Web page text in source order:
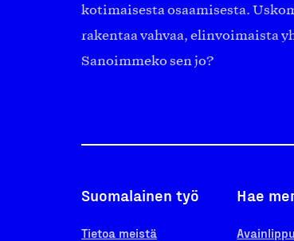
kotimaisesta osaamisesta.
rakentaa vahvaa, elinvoimaista
Sanoimmeko sen jo?
Suomalainen työ
Tietoa meistä
Hae